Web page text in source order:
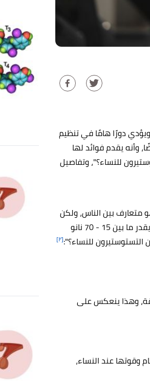
دورًا هامًا في تنظيم
وأنه يقدم فوائد لها
للنساء؟"، وتفاصيل
متعارف بين الناس، ولكن
هذه الفوائد ترتبط بالمستويات الطبيعية له فقط، حيث الحد الطبيعي له عند المرأة يقدر ما بين 15 - 70 نانو
للنساء؟":[٢]
وهذا ينعكس على
وقوتها عند النساء،